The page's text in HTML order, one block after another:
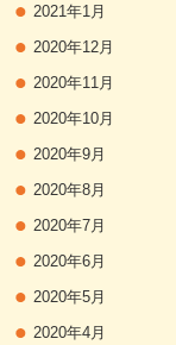
2021年1月
2020年12月
2020年11月
2020年10月
2020年9月
2020年8月
2020年7月
2020年6月
2020年5月
2020年4月